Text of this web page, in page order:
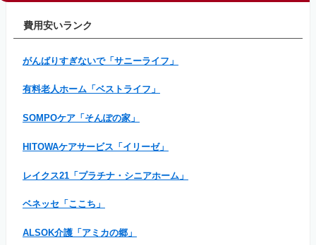
費用安いランク
がんばりすぎないで「サニーライフ」
有料老人ホーム「ベストライフ」
SOMPOケア「そんぽの家」
HITOWAケアサービス「イリーゼ」
レイクス21「プラチナ・シニアホーム」
ベネッセ「ここち」
ALSOK介護「アミカの郷」